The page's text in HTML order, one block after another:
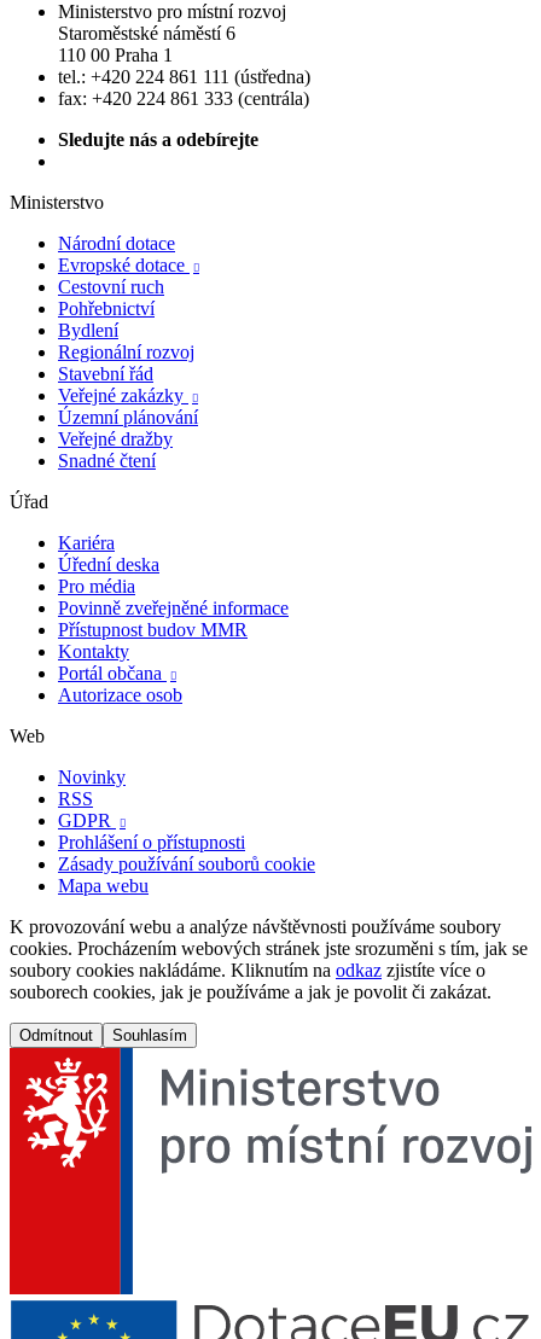
Ministerstvo pro místní rozvoj
Staroměstské náměstí 6
110 00 Praha 1
tel.: +420 224 861 111 (ústředna)
fax: +420 224 861 333 (centrála)
Sledujte nás a odebírejte
Ministerstvo
Národní dotace
Evropské dotace

Cestovní ruch
Pohřebnictví
Bydlení
Regionální rozvoj
Stavební řád
Veřejné zakázky

Územní plánování
Veřejné dražby
Snadné čtení
Úřad
Kariéra
Úřední deska
Pro média
Povinně zveřejněné informace
Přístupnost budov MMR
Kontakty
Portál občana

Autorizace osob
Web
Novinky
RSS
GDPR

Prohlášení o přístupnosti
Zásady používání souborů cookie
Mapa webu
K provozování webu a analýze návštěvnosti používáme soubory
cookies. Procházením webových stránek jste srozuměni s tím, jak se
soubory cookies nakládáme. Kliknutím na odkaz zjistíte více o
souborech cookies, jak je používáme a jak je povolit či zakázat.
Odmítnout Souhlasím